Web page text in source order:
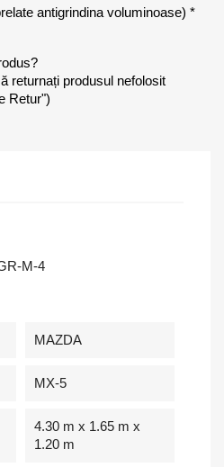
antigrindina voluminoase) *
returnați produsul nefolosit
Retur")
M-4
MAZDA
MX-5
4.30 m x 1.65 m x
1.20 m